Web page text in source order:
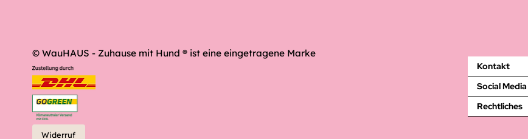
© WauHAUS - Zuhause mit Hund ® ist eine eingetragene Marke
Widerruf
Kontakt
Social Media
Rechtliches